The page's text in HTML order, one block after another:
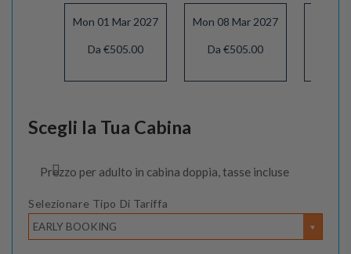
Mon 01 Mar 2027
Da €505.00
Mon 08 Mar 2027
Da €505.00
Scegli la Tua Cabina
Prezzo per adulto in cabina doppia, tasse incluse
Selezionare Tipo Di Tariffa
EARLY BOOKING